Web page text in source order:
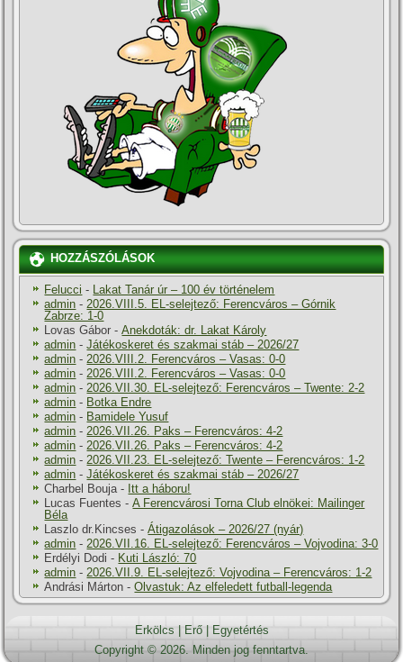
HOZZÁSZÓLÁSOK
Felucci - Lakat Tanár úr – 100 év történelem
admin -2026.VIII.5. EL-selejtező: Ferencváros – Górnik
Zabrze: 1-0
Lovas Gábor -Anekdoták: dr. Lakat Károly
admin -Játékoskeret és szakmai stáb – 2026/27
admin -2026.VIII.2. Ferencváros – Vasas: 0-0
admin -2026.VIII.2. Ferencváros – Vasas: 0-0
admin -2026.VII.30. EL-selejtező: Ferencváros – Twente: 2-2
admin - Botka Endre
admin - Bamidele Yusuf
admin -2026.VII.26. Paks – Ferencváros: 4-2
admin -2026.VII.26. Paks – Ferencváros: 4-2
admin -2026.VII.23. EL-selejtező: Twente – Ferencváros: 1-2
admin -Játékoskeret és szakmai stáb – 2026/27
Charbel Bouja- Itt a háboru!
Lucas Fuentes -A Ferencvárosi Torna Club elnökei: Mailinger
Béla
Laszlo dr.Kincses -Átigazolások – 2026/27 (nyár)
admin -2026.VII.16. EL-selejtező: Ferencváros – Vojvodina: 3-0
Erdélyi Dodi - Kuti László: 70
admin -2026.VII.9. EL-selejtező: Vojvodina – Ferencváros: 1-2
Andrási Márton -Olvastuk: Az elfeledett futball-legenda
Erkölcs Erő|
Egyetértés
Copyright © 2026. Minden jog fenntartva.